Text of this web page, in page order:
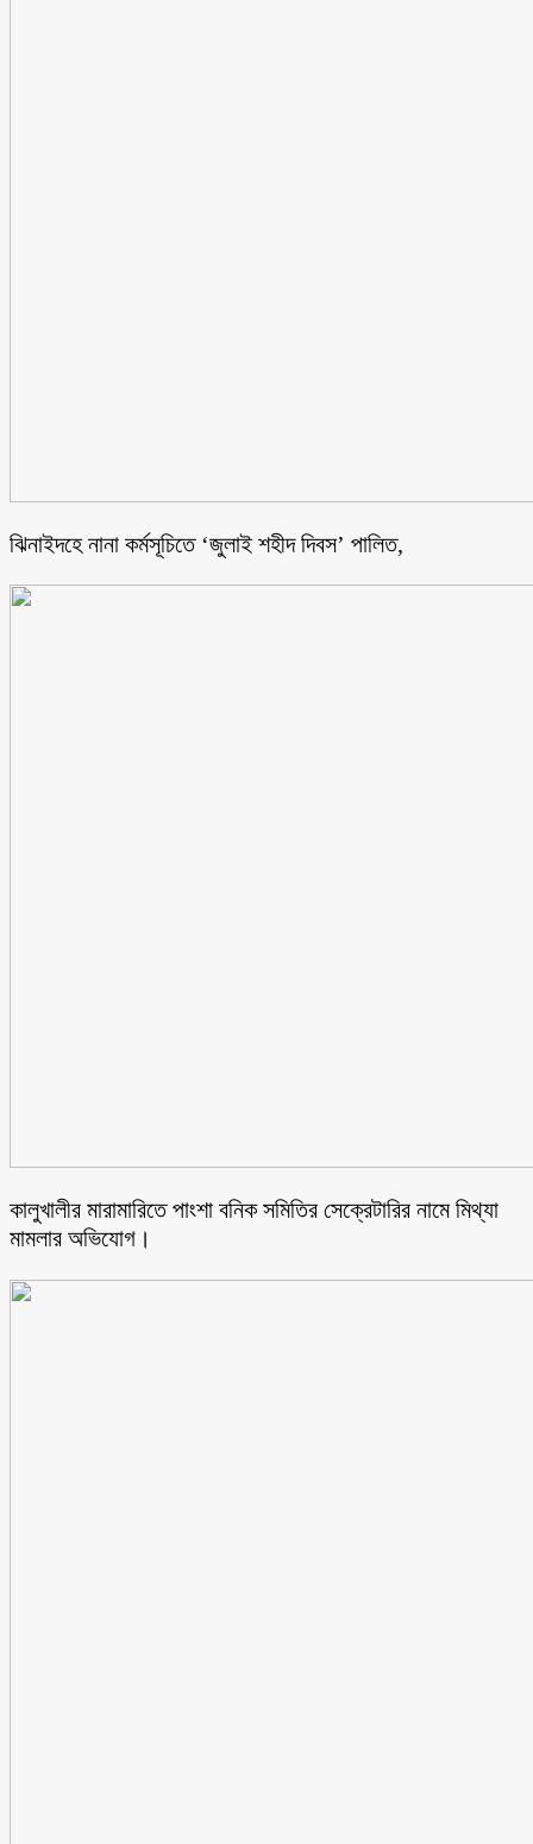
ঝিনাইদহে নানা কর্মসূচিতে ‘জুলাই শহীদ দিবস’ পালিত,
কালুখালীর মারামারিতে পাংশা বনিক সমিতির সেক্রেটারির নামে মিথ্যা
মামলার অভিযোগ।